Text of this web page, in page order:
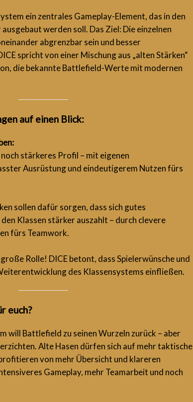
ein zentrales Gameplay-Element, das in den
werden soll. Das Ziel: Die einzelnen
abgrenzbar sein und besser
spricht von einer Mischung aus „alten Stärken“
die bekannte Battlefield-Werte mit modernen
auf einen Blick:
stärkeres Profil – mit eigenen
Ausrüstung und eindeutigerem Nutzen fürs
sollen dafür sorgen, dass sich gutes
Klassen stärker auszahlt – durch clevere
fürs Teamwork.
Rolle! DICE betont, dass Spielerwünsche und
des Klassensystems einfließen.
euch?
will Battlefield zu seinen Wurzeln zurück – aber
Alte Hasen dürfen sich auf mehr taktische
von mehr Übersicht und klareren
Gameplay, mehr Teamarbeit und noch